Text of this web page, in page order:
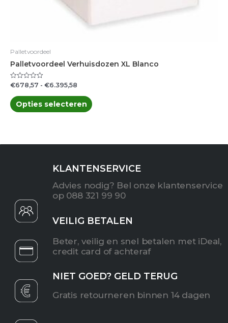
Palletvoordeel
Palletvoordeel Verhuisdozen XL Blanco
Gewaardeerd
uit
5
€678,57 - €6.395,58
Opties selecteren
KLANTENSERVICE
Advies nodig? Bel onze klantenservice
op 088 321 99 90
VEILIG BETALEN
Beter, veilig en snel betalen met iDeal,
credit card of achteraf
NIET GOED? GELD TERUG
Gratis retourneren binnen 14 dagen